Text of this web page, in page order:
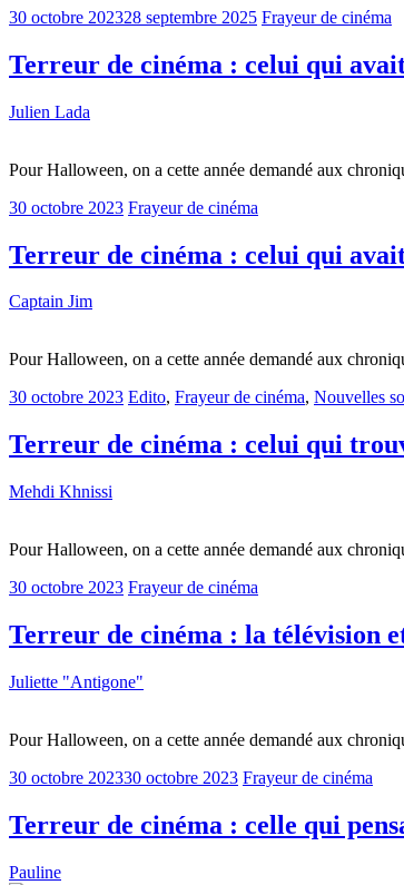
30 octobre 202328 septembre 2025 Frayeur de cinéma
Terreur de cinéma : celui qui
Julien Lada
Pour Halloween, on a cette année demandé aux
30 octobre 2023 Frayeur de cinéma
Terreur de cinéma : celui qui
Captain Jim
Pour Halloween, on a cette année demandé aux
30 octobre 2023 Edito, Frayeur de cinéma, Nouvelles
Terreur de cinéma : celui qui
Mehdi Khnissi
Pour Halloween, on a cette année demandé aux
30 octobre 2023 Frayeur de cinéma
Terreur de cinéma : la télévision
Juliette "Antigone"
Pour Halloween, on a cette année demandé aux
30 octobre 202330 octobre 2023 Frayeur de cinéma
Terreur de cinéma : celle qui
Pauline